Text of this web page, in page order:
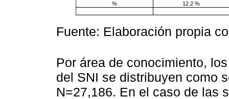
%
12.2 %
Fuente: Elaboración propia
Por área de conocimiento,
del SNI se distribuyen como
N=27,186. En el caso de las